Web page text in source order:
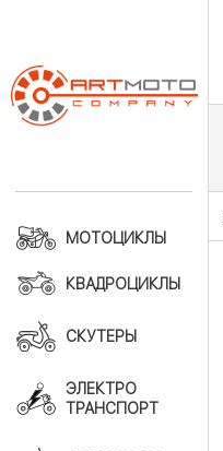
МОТОЦИКЛЫ
КВАДРОЦИКЛЫ
СКУТЕРЫ
ЭЛЕКТРО
ТРАНСПОРТ